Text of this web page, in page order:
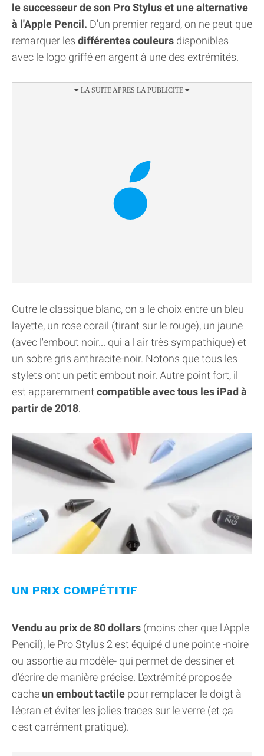
le successeur de son Pro Stylus et une alternative
à l'Apple Pencil. D'un premier regard, on ne peut que
remarquer les différentes couleurs disponibles
avec le logo griffé en argent à une des extrémités.
Outre le classique blanc, on a le choix entre un bleu
layette, un rose corail (tirant sur le rouge), un jaune
(avec l'embout noir... qui a l'air très sympathique) et
un sobre gris anthracite-noir. Notons que tous les
stylets ont un petit embout noir. Autre point fort, il
est apparemment compatible avec tous les iPad à
partir de 2018.
UN PRIX COMPÉTITIF
Vendu au prix de 80 dollars (moins cher que l'Apple
Pencil), le Pro Stylus 2 est équipé d'une pointe -noire
ou assortie au modèle- qui permet de dessiner et
d'écrire de manière précise. L'extrémité proposée
cache un embout tactile pour remplacer le doigt à
l'écran et éviter les jolies traces sur le verre (et ça
c'est carrément pratique).